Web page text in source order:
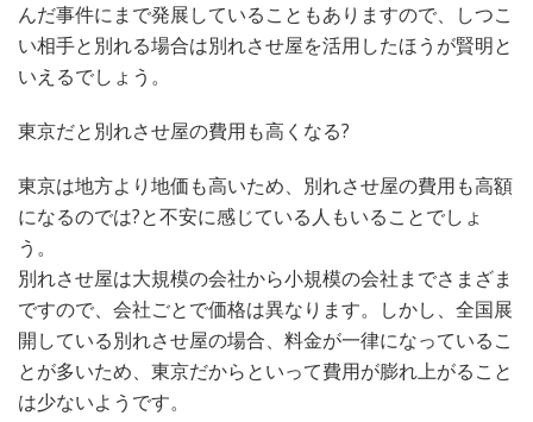
んだ事件にまで発展していることもありますので、しつこ
い相手と別れる場合は別れさせ屋を活用したほうが賢明と
いえるでしょう。
東京だと別れさせ屋の費用も高くなる?
東京は地方より地価も高いため、別れさせ屋の費用も高額
になるのでは?と不安に感じている人もいることでしょ
う。
別れさせ屋は大規模の会社から小規模の会社までさまざま
ですので、会社ごとで価格は異なります。しかし、全国展
開している別れさせ屋の場合、料金が一律になっているこ
とが多いため、東京だからといって費用が膨れ上がること
は少ないようです。